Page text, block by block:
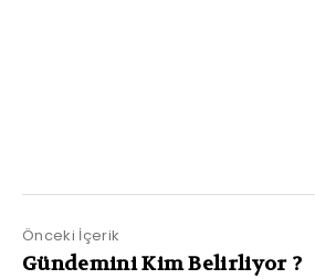
Önceki İçerik
Gündemini Kim Belirliyor ?